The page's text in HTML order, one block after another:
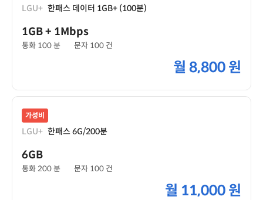
LGU+ 한패스 데이터 1GB+ (100분)
1GB+ 1Mbps
통화 100 분 문자 100 건
월 8,800 원
가성비
LGU+ 한패스 6G/200분
6GB
통화 200 분 문자 100 건
월 11,000 원